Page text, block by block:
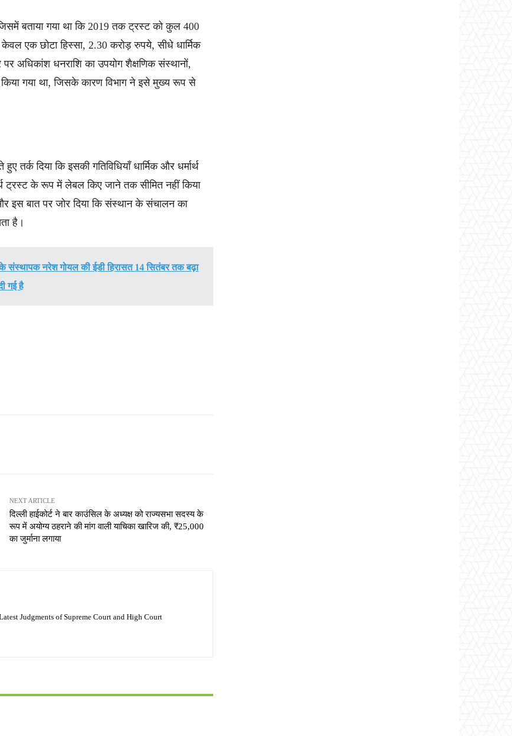
बताया गया था कि 2019 तक ट्रस्ट को कुल 400
एक छोटा हिस्सा, 2.30 करोड़ रुपये, सीधे धार्मिक
अधिकांश धनराशि का उपयोग शैक्षणिक संस्थानों,
गया था, जिसके कारण विभाग ने इसे मुख्य रूप से
तर्क दिया कि इसकी गतिविधियाँ धार्मिक और धर्मार्थ
ट्रस्ट के रूप में लेबल किए जाने तक सीमित नहीं किया
इस बात पर जोर दिया कि संस्थान के संचालन का
है।
संस्थापक नरेश गोयल की ईडी हिरासत 14 सितंबर तक बढ़ा
गई है
NEXT ARTICLE
दिल्ली हाईकोर्ट ने बार काउंसिल के अध्यक्ष को राज्यसभा सदस्य के
रूप में अयोग्य ठहराने की मांग वाली याचिका खारिज की, ₹25,000
का जुर्माना लगाया
Judgments of Supreme Court and High Court